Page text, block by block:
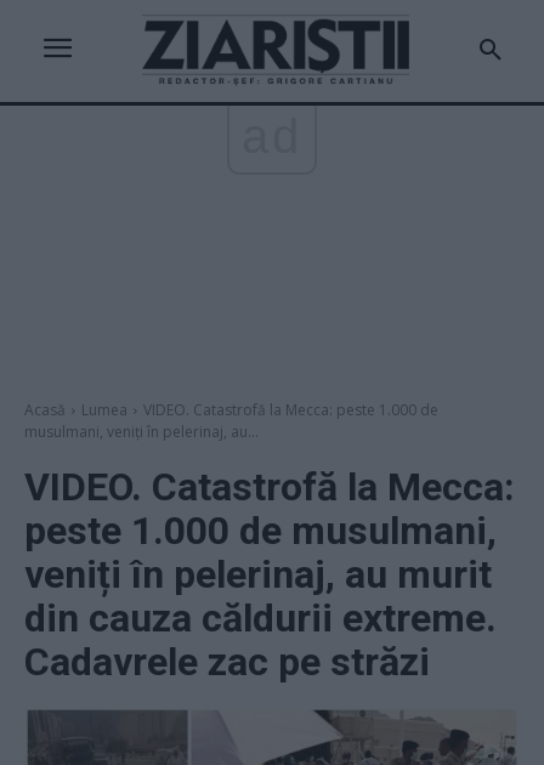
Acasă Lumea
VIDEO. Catastrofă la Mecca: peste 1.000 de
musulmani, veniți în pelerinaj, au...
VIDEO. Catastrofă la Mecca:
peste 1.000 de musulmani,
veniți în pelerinaj, au murit
din cauza căldurii extreme.
Cadavrele zac pe străzi